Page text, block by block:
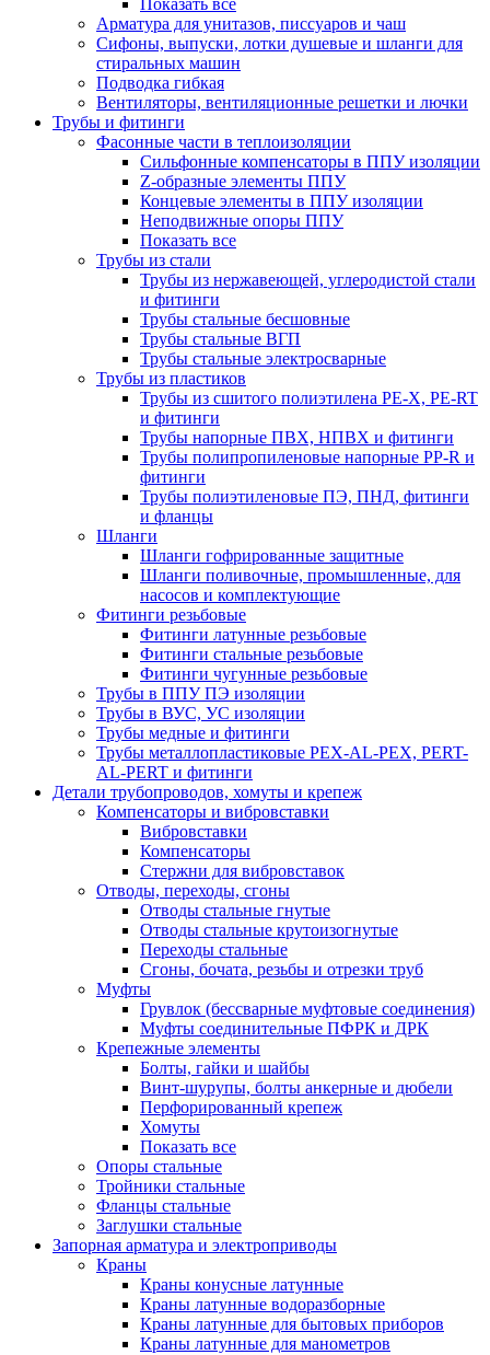
Показать все
Арматура для унитазов, писсуаров и чаш
Сифоны, выпуски, лотки душевые и шланги для
стиральных машин
Подводка гибкая
Вентиляторы, вентиляционные решетки и лючки
Трубы и фитинги
Фасонные части в теплоизоляции
Cильфонные компенсаторы в ППУ изоляции
Z-образные элементы ППУ
Концевые элементы в ППУ изоляции
Неподвижные опоры ППУ
Показать все
Трубы из стали
Трубы из нержавеющей, углеродистой стали
и фитинги
Трубы стальные бесшовные
Трубы стальные ВГП
Трубы стальные электросварные
Трубы из пластиков
Трубы из сшитого полиэтилена PE-X, PE-RT
и фитинги
Трубы напорные ПВХ, НПВХ и фитинги
Трубы полипропиленовые напорные PP-R и
фитинги
Трубы полиэтиленовые ПЭ, ПНД, фитинги
и фланцы
Шланги
Шланги гофрированные защитные
Шланги поливочные, промышленные, для
насосов и комплектующие
Фитинги резьбовые
Фитинги латунные резьбовые
Фитинги стальные резьбовые
Фитинги чугунные резьбовые
Трубы в ППУ ПЭ изоляции
Трубы в ВУС, УС изоляции
Трубы медные и фитинги
Трубы металлопластиковые PEX-AL-PEX, PERT-
AL-PERT и фитинги
Детали трубопроводов, хомуты и крепеж
Компенсаторы и вибровставки
Вибровставки
Компенсаторы
Стержни для вибровставок
Отводы, переходы, сгоны
Отводы стальные гнутые
Отводы стальные крутоизогнутые
Переходы стальные
Сгоны, бочата, резьбы и отрезки труб
Муфты
Грувлок (бессварные муфтовые соединения)
Муфты соединительные ПФРК и ДРК
Крепежные элементы
Болты, гайки и шайбы
Винт-шурупы, болты анкерные и дюбели
Перфорированный крепеж
Хомуты
Показать все
Опоры стальные
Тройники стальные
Фланцы стальные
Заглушки стальные
Запорная арматура и электроприводы
Краны
Краны конусные латунные
Краны латунные водоразборные
Краны латунные для бытовых приборов
Краны латунные для манометров